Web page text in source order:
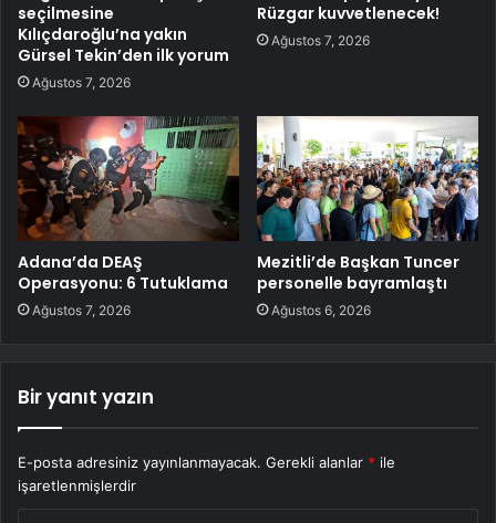
seçilmesine
Kılıçdaroğlu’na yakın
Gürsel Tekin’den ilk yorum
Ağustos 7, 2026
Rüzgar kuvvetlenecek!
Ağustos 7, 2026
Adana’da DEAŞ
Operasyonu: 6 Tutuklama
Ağustos 7, 2026
Mezitli’de Başkan Tuncer
personelle bayramlaştı
Ağustos 6, 2026
Bir yanıt yazın
E-posta adresiniz yayınlanmayacak. Gerekli alanlar * ile
işaretlenmişlerdir